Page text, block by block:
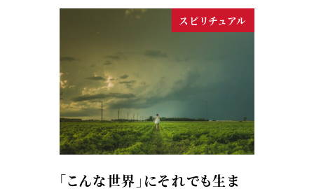
スピリチュアル
「こんな世界」にそれでも生ま